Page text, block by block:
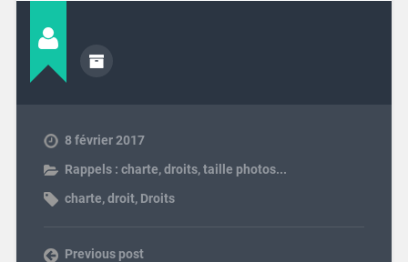
8 février 2017
Rappels : charte, droits, taille photos...
charte,droit, Droits
Previous post